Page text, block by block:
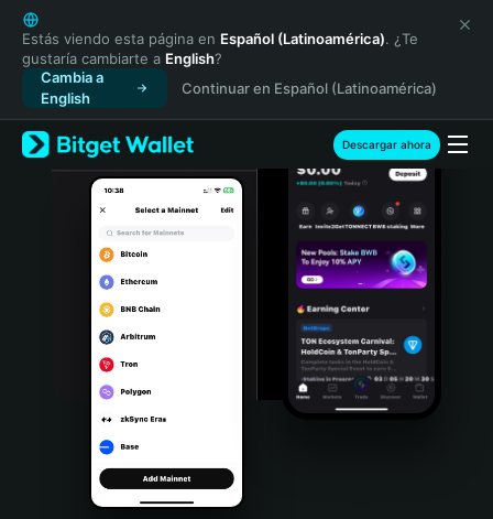
English
日本語
Tiếng Việt
Русский
Español (Latinoamérica)
Türkçe
Italiano
Português (Portugal)
Bahasa Indonesia
Português (Brasil)
Español (Argentina)
Estás viendo esta página en Español (Latinoamérica). ¿Te
gustaría cambiarte a English?
Cambia a
English
Continuar en Español (Latinoamérica)
Descargar ahora